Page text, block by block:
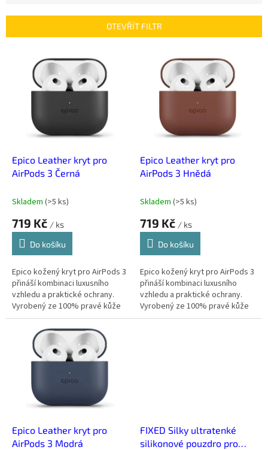
r
OTEVŘÍT FILTR
Epico Leather kryt pro
AirPods 3 Černá
Skladem (>5 ks)
719 Kč / ks
Do košíku
Epico kožený kryt pro AirPods 3
přináší kombinaci luxusního
vzhledu a praktické ochrany.
Vyrobený ze 100% pravé kůže
dodá tvým AirPodům styl, který
působí elegantně a prémiově....
Epico Leather kryt pro
AirPods 3 Hnědá
Skladem (>5 ks)
719 Kč / ks
Do košíku
Epico kožený kryt pro AirPods 3
přináší kombinaci luxusního
vzhledu a praktické ochrany.
Vyrobený ze 100% pravé kůže
dodá tvým AirPodům styl, který
Epico Leather kryt pro
AirPods 3 Modrá
FIXED Silky ultratenké
silikonové pouzdro pro